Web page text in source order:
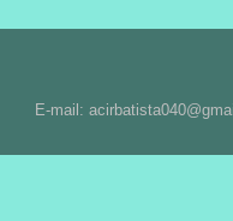
E-mail: